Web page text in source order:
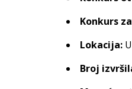
Konkurs
Lokacija:
Broj